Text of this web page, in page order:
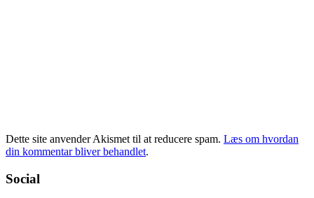
Dette site anvender Akismet til at reducere spam. Læs om hvordan
din kommentar bliver behandlet.
Social